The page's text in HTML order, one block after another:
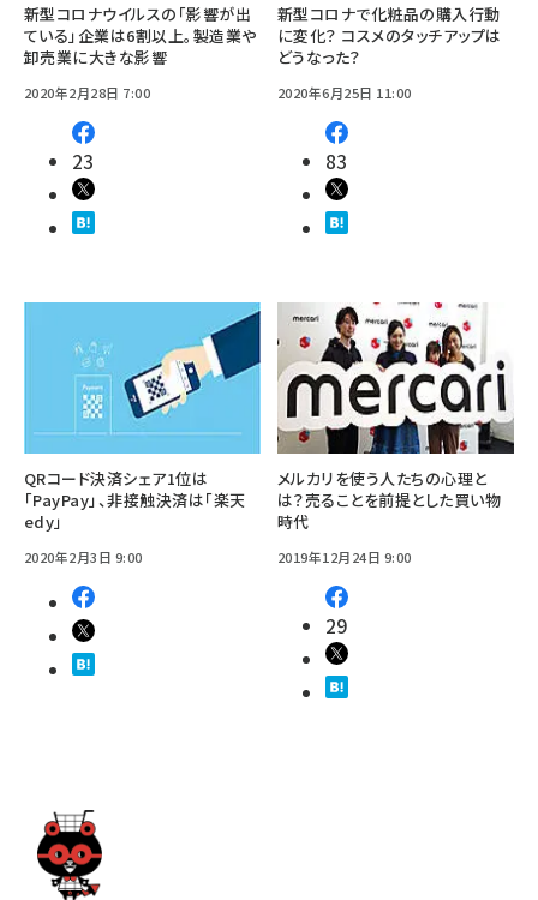
新型コロナウイルスの「影響が出
ている」企業は6割以上。製造業や
卸売業に大きな影響
2020年2月28日 7:00
23
新型コロナで化粧品の購入行動
に変化？ コスメのタッチアップは
どうなった？
2020年6月25日 11:00
83
QRコード決済シェア1位は
「PayPay」、非接触決済は「楽天
edy」
2020年2月3日 9:00
メルカリを使う人たちの心理と
は？売ることを前提とした買い物
時代
2019年12月24日 9:00
29